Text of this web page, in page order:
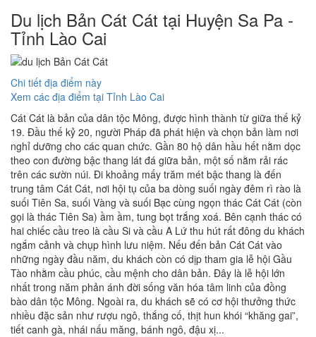
Du lịch Bản Cát Cát tại Huyện Sa Pa -
Tỉnh Lào Cai
Chi tiết địa điểm này
Xem các địa điểm tại Tỉnh Lào Cai
Cát Cát là bản của dân tộc Mông, được hình thành từ giữa thế kỷ
19. Đầu thế kỷ 20, người Pháp đã phát hiện và chọn bản làm nơi
nghỉ dưỡng cho các quan chức. Gần 80 hộ dân hầu hết nằm dọc
theo con đường bậc thang lát đá giữa bản, một số nằm rải rác
trên các sườn núi. Ði khoảng mấy trăm mét bậc thang là đến
trung tâm Cát Cát, nơi hội tụ của ba dòng suối ngày đêm rì rào là
suối Tiên Sa, suối Vàng và suối Bạc cùng ngọn thác Cát Cát (còn
gọi là thác Tiên Sa) ầm ầm, tung bọt trắng xoá. Bên cạnh thác có
hai chiếc cầu treo là cầu Si và cầu A Lứ thu hút rất đông du khách
ngắm cảnh và chụp hình lưu niệm. Nếu đến bản Cát Cát vào
những ngày đầu năm, du khách còn có dịp tham gia lễ hội Gầu
Tào nhằm cầu phúc, cầu mệnh cho dân bản. Đây là lễ hội lớn
nhất trong năm phản ánh đời sống văn hóa tâm linh của đồng
bào dân tộc Mông. Ngoài ra, du khách sẽ có cơ hội thưởng thức
nhiều đặc sản như rượu ngô, thắng cố, thịt hun khói “khăng gai”,
tiết canh gà, nhái nấu măng, bánh ngô, đậu xị...